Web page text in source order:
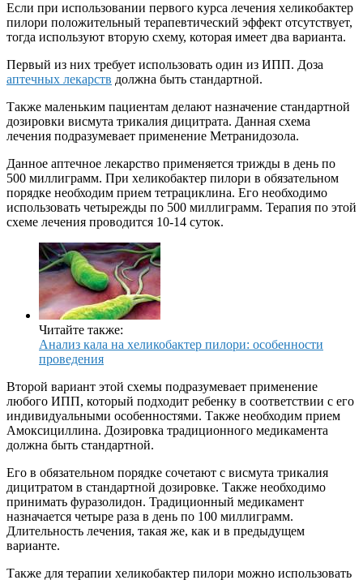
Если при использовании первого курса лечения хеликобактер
пилори положительный терапевтический эффект отсутствует,
тогда используют вторую схему, которая имеет два варианта.
Первый из них требует использовать один из ИПП. Доза
аптечных лекарств должна быть стандартной.
Также маленьким пациентам делают назначение стандартной
дозировки висмута трикалия дицитрата. Данная схема
лечения подразумевает применение Метранидозола.
Данное аптечное лекарство применяется трижды в день по
500 миллиграмм. При хеликобактер пилори в обязательном
порядке необходим прием тетрациклина. Его необходимо
использовать четырежды по 500 миллиграмм. Терапия по этой
схеме лечения проводится 10-14 суток.
Читайте также:
Анализ кала на хеликобактер пилори: особенности
проведения
Второй вариант этой схемы подразумевает применение
любого ИПП, который подходит ребенку в соответствии с его
индивидуальными особенностями. Также необходим прием
Амоксициллина. Дозировка традиционного медикамента
должна быть стандартной.
Его в обязательном порядке сочетают с висмута трикалия
дицитратом в стандартной дозировке. Также необходимо
принимать фуразолидон. Традиционный медикамент
назначается четыре раза в день по 100 миллиграмм.
Длительность лечения, такая же, как и в предыдущем
варианте.
Также для терапии хеликобактер пилори можно использовать